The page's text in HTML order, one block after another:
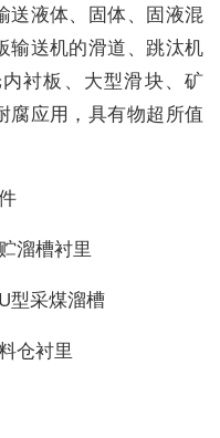
送液体、固体、固液混
输送机的滑道、跳汰机
衬板、大型滑块、矿
腐应用，具有物超所值
溜槽衬里
型采煤溜槽
仓衬里